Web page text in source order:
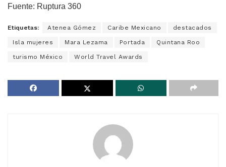
Fuente: Ruptura 360
Etiquetas: Atenea Gómez Caribe Mexicano destacados
Isla mujeres Mara Lezama Portada Quintana Roo
turismo México World Travel Awards